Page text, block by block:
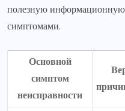
полезную
симптомами.
Основной
симптом
неисправности